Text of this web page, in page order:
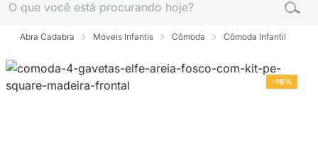
Abra Cadabra Móveis Infantis Cômoda Cômoda Infantil
-16%